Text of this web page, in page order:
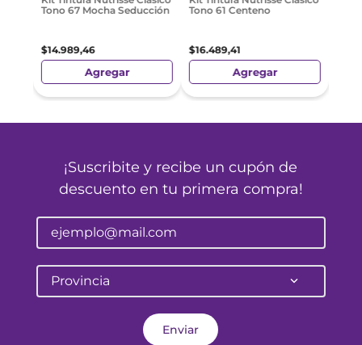
Tono 67 Mocha Seducción
$14.989,46
Agregar
Tono 61 Centeno
$16.489,41
Agregar
¡Suscribite y recibe un cupón de
descuento en tu primera compra!
Provincia
Enviar